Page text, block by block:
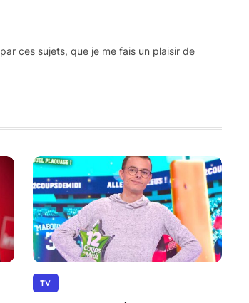
ces sujets, que je me fais un plaisir de
TV